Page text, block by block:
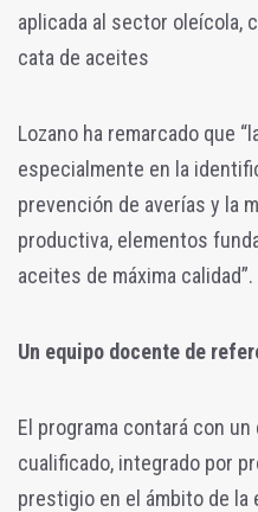
aplicada al sector oleícola,
cata de aceites
Lozano ha remarcado que
especialmente en la
prevención de averías y la
productiva, elementos
aceites de máxima calidad”.
Un equipo docente de
El programa contará con
cualificado, integrado por
prestigio en el ámbito de